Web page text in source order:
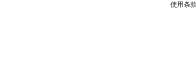
使用条款